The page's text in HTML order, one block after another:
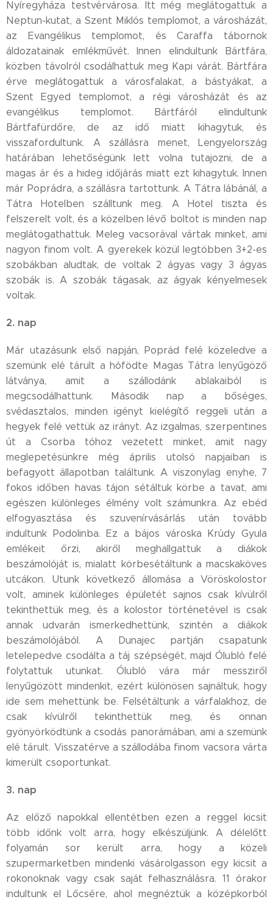
Nyíregyháza testvérvárosa. Itt még meglátogattuk a
Neptun-kutat, a Szent Miklós templomot, a városházát,
az Evangélikus templomot, és Caraffa tábornok
áldozatainak emlékművét. Innen elindultunk Bártfára,
közben távolról csodálhattuk meg Kapi várát. Bártfára
érve meglátogattuk a városfalakat, a bástyákat, a
Szent Egyed templomot, a régi városházát és az
evangélikus templomot. Bártfáról elindultunk
Bártfafürdőre, de az idő miatt kihagytuk, és
visszafordultunk. A szállásra menet, Lengyelország
határában lehetőségünk lett volna tutajozni, de a
magas ár és a hideg időjárás miatt ezt kihagytuk. Innen
már Poprádra, a szállásra tartottunk. A Tátra lábánál, a
Tátra Hotelben szálltunk meg. A Hotel tiszta és
felszerelt volt, és a közelben lévő boltot is minden nap
meglátogathattuk. Meleg vacsorával vártak minket, ami
nagyon finom volt. A gyerekek közül legtöbben 3+2-es
szobákban aludtak, de voltak 2 ágyas vagy 3 ágyas
szobák is. A szobák tágasak, az ágyak kényelmesek
voltak.
2. nap
Már utazásunk első napján, Poprád felé közeledve a
szemünk elé tárult a hófödte Magas Tátra lenyűgöző
látványa, amit a szállodánk ablakaiból is
megcsodálhattunk. Második nap a bőséges,
svédasztalos, minden igényt kielégítő reggeli után a
hegyek felé vettük az irányt. Az izgalmas, szerpentines
út a Csorba tóhoz vezetett minket, amit nagy
meglepetésünkre még április utolsó napjaiban is
befagyott állapotban találtunk. A viszonylag enyhe, 7
fokos időben havas tájon sétáltuk körbe a tavat, ami
egészen különleges élmény volt számunkra. Az ebéd
elfogyasztása és szuvenírvásárlás után tovább
indultunk Podolinba. Ez a bájos városka Krúdy Gyula
emlékeit őrzi, akiről meghallgattuk a diákok
beszámolóját is, mialatt körbesétáltunk a macskaköves
utcákon. Utunk következő állomása a Vöröskolostor
volt, aminek különleges épületét sajnos csak kívülről
tekinthettük meg, és a kolostor történetével is csak
annak udvarán ismerkedhettünk, szintén a diákok
beszámolójából. A Dunajec partján csapatunk
letelepedve csodálta a táj szépségét, majd Ólubló felé
folytattuk utunkat. Ólubló vára már messziről
lenyűgözött mindenkit, ezért különösen sajnáltuk, hogy
ide sem mehettünk be. Felsétáltunk a várfalakhoz, de
csak kívülről tekinthettük meg, és onnan
gyönyörködtünk a csodás panorámában, ami a szemünk
elé tárult. Visszatérve a szállodába finom vacsora várta
kimerült csoportunkat.
3. nap
Az előző napokkal ellentétben ezen a reggel kicsit
több időnk volt arra, hogy elkészüljünk. A délelőtt
folyamán sor került arra, hogy a közeli
szupermarketben mindenki vásárolgasson egy kicsit a
rokonoknak vagy csak saját felhasználásra. 11 órakor
indultunk el Lőcsére, ahol megnéztük a középkorból